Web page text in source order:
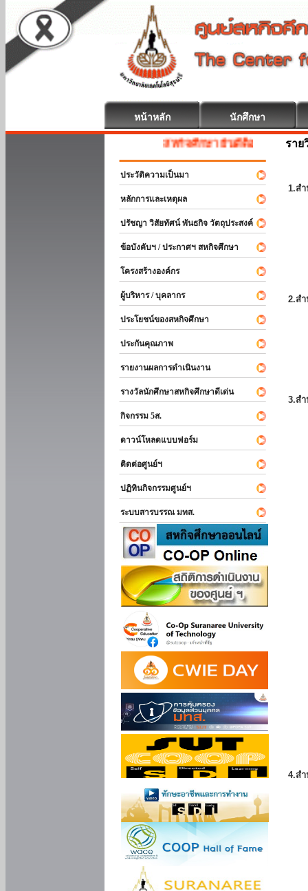
หน้าหลัก นักศึกษา
สหกิจศึกษา ยินดีต้อนรับ
ประวัติความเป็นมา
หลักการและเหตุผล
ปรัชญา วิสัยทัศน์ พันธกิจ วัตถุประสงค์
ข้อบังคับฯ / ประกาศฯ สหกิจศึกษา
โครงสร้างองค์กร
ผู้บริหาร / บุคลากร
ประโยชน์ของสหกิจศึกษา
ประกันคุณภาพ
รายงานผลการดำเนินงาน
รางวัลนักศึกษาสหกิจศึกษาดีเด่น
กิจกรรม 5ส.
ดาวน์โหลดแบบฟอร์ม
ติดต่อศูนย์ฯ
ปฏิทินกิจกรรมศูนย์ฯ
ระบบสารบรรณ มทส.
ราย
1.ส
2.ส
3.ส
4.ส